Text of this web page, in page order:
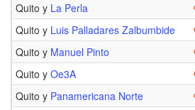
Quito y La Perla
Quito y Luis Palladares Zalbumbide
Quito y Manuel Pinto
Quito y Oe3A
Quito y Panamericana Norte